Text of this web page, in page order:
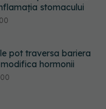
pot traversa bariera
hormonii
ceai negru pentru
femei îl adoră